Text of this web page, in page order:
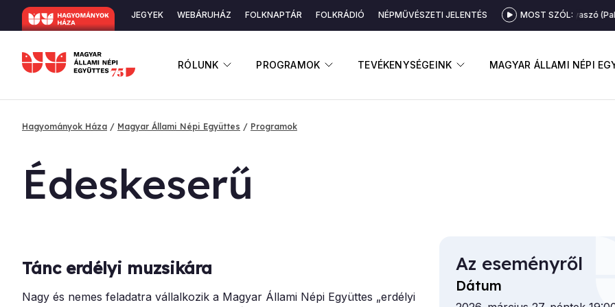
Ugrás
tartalomra
RÓLUNK ALMENÜ MEGNYITÁSA
PROGRAMOK ALMENÜ MEGNYITÁSA
TEVÉKENYSÉGEINK ALMENÜ MEGNYITÁSA
MAGYAR ÁLLAMI NÉPI
Másodlagos
JEGYEK WEBÁRUHÁZ FOLKNAPTÁR FOLKRÁDIÓ NÉPMŰVÉSZETI JELENTÉS MOST SZÓL:
Furulyaszó
Hagyományok Háza Magyar Állami Népi Együttes Programok
Édes­ke­se­rű
Tánc erdélyi muzsikára
Nagy és nemes feladatra vállalkozik a Magyar Állami Népi Együttes „erdélyi
Az eseményről
Dátum